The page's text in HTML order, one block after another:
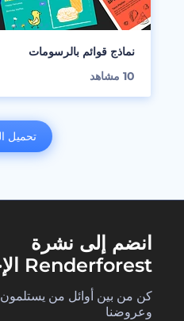
نماذج قوائم بالرسومات
10 مشاهد
تحميل
انضم إلى نشرة
Renderforest الإخبارية
كن من بين أوائل من يستلمون
وعروضنا